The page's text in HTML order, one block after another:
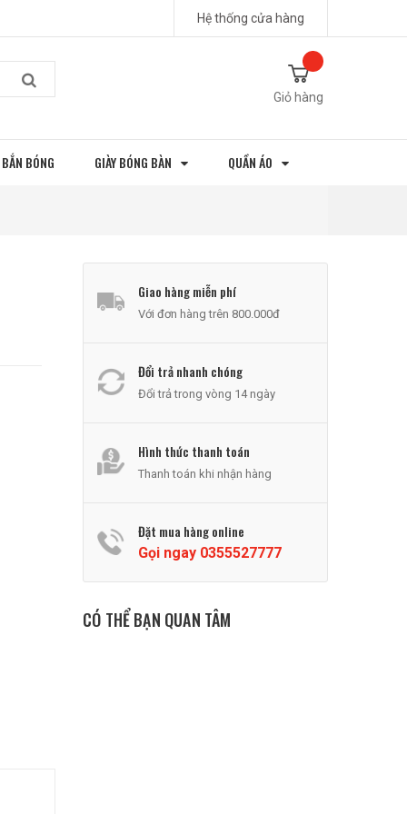
Hệ thống cửa hàng
Giỏ hàng
BÓNG GIÀY BÓNG BÀN QUẦN ÁO
Giao hàng miễn phí
Với đơn hàng trên 800.000đ
Đổi trả nhanh chóng
Đổi trả trong vòng 14 ngày
Hình thức thanh toán
Thanh toán khi nhận hàng
Đặt mua hàng online
Gọi ngay 0355527777
CÓ THỂ BẠN QUAN TÂM